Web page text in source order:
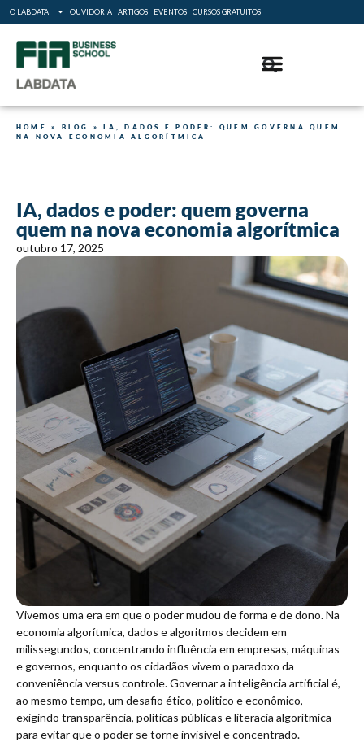
O LABDATA OUVIDORIA ARTIGOS EVENTOS CURSOS GRATUITOS
HOME » BLOG »IA, DADOS E PODER: QUEM GOVERNA QUEM
NA NOVA ECONOMIA ALGORÍTMICA
IA, dados e poder: quem governa
quem na nova economia algorítmica
outubro 17, 2025
Vivemos uma era em que o poder mudou de forma e de dono. Na
economia algorítmica, dados e algoritmos decidem em
milissegundos, concentrando influência em empresas, máquinas
e governos, enquanto os cidadãos vivem o paradoxo da
conveniência versus controle. Governar a inteligência artificial é,
ao mesmo tempo, um desafio ético, político e econômico,
exigindo transparência, políticas públicas e literacia algorítmica
para evitar que o poder se torne invisível e concentrado.